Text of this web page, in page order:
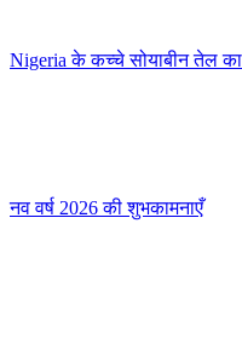
Nigeria के कच्चे सोयाबीन तेल का
नव वर्ष 2026 की शुभकामनाएँ